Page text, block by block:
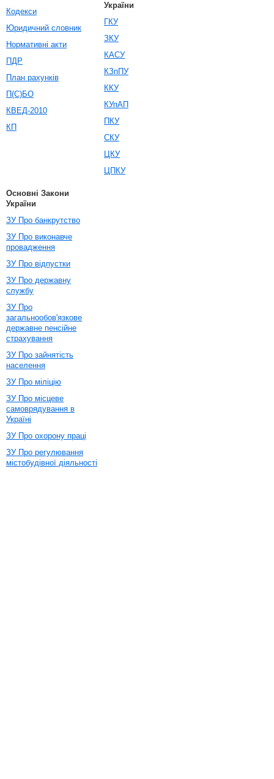
Кодекси
Юридичний словник
Нормативні акти
ПДР
План рахунків
П(С)БО
КВЕД-2010
КП
України
ГКУ
ЗКУ
КАСУ
КЗпПУ
ККУ
КУпАП
ПКУ
СКУ
ЦКУ
ЦПКУ
Основні Закони
України
ЗУ Про банкрутство
ЗУ Про виконавче
провадження
ЗУ Про відпустки
ЗУ Про державну
службу
ЗУ Про
загальнообов'язкове
державне пенсійне
страхування
ЗУ Про зайнятість
населення
ЗУ Про міліцію
ЗУ Про місцеве
самоврядування в
Україні
ЗУ Про охорону праці
ЗУ Про регулювання
містобудівної діяльності